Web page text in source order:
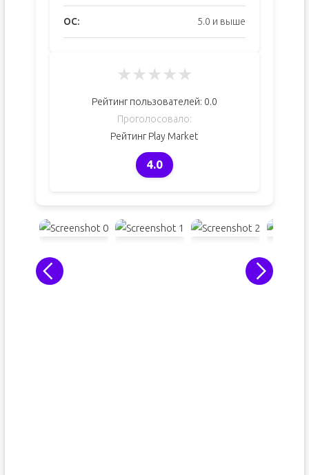
ОС: 5.0 и выше
★★★★★
Рейтинг пользователей: 0.0
Проголосовало:
Рейтинг Play Market
4.0